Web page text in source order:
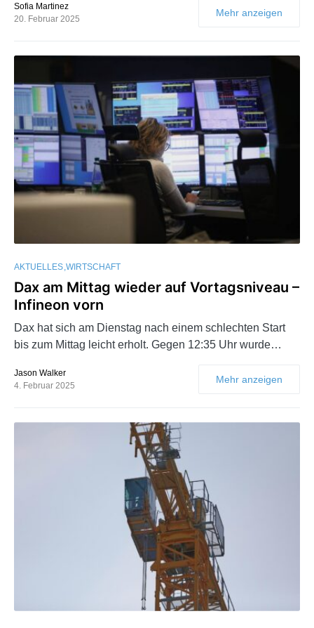
Sofia Martinez
20. Februar 2025
Mehr anzeigen
AKTUELLES WIRTSCHAFT
Dax am Mittag wieder auf Vortagsniveau –
Infineon vorn
Dax hat sich am Dienstag nach einem schlechten Start
bis zum Mittag leicht erholt. Gegen 12:35 Uhr wurde…
Jason Walker
4. Februar 2025
Mehr anzeigen